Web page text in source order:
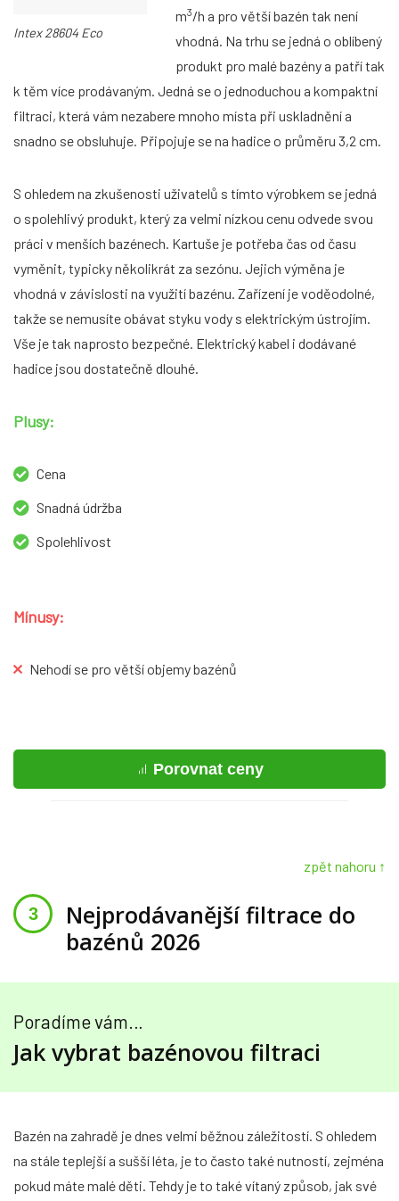
Intex 28604 Eco
m3/h a pro větší bazén tak není
vhodná. Na trhu se jedná o oblíbený
produkt pro malé bazény a patří tak
k těm více prodávaným. Jedná se o jednoduchou a kompaktní
filtraci, která vám nezabere mnoho místa při uskladnění a
snadno se obsluhuje. Připojuje se na hadice o průměru 3,2 cm.
S ohledem na zkušenosti uživatelů s tímto výrobkem se jedná
o spolehlivý produkt, který za velmi nízkou cenu odvede svou
práci v menších bazénech. Kartuše je potřeba čas od času
vyměnit, typicky několikrát za sezónu. Jejich výměna je
vhodná v závislosti na využití bazénu. Zařízení je voděodolné,
takže se nemusíte obávat styku vody s elektrickým ústrojím.
Vše je tak naprosto bezpečné. Elektrický kabel i dodávané
hadice jsou dostatečně dlouhé.
Plusy:
Cena
Snadná údržba
Spolehlivost
Mínusy:
Nehodí se pro větší objemy bazénů
Porovnat ceny
zpět nahoru ↑
Nejprodávanější filtrace do
bazénů 2026
Poradíme vám…
Jak vybrat bazénovou filtraci
Bazén na zahradě je dnes velmi běžnou záležitostí. S ohledem
na stále teplejší a sušší léta, je to často také nutností, zejména
pokud máte malé děti. Tehdy je to také vítaný způsob, jak své